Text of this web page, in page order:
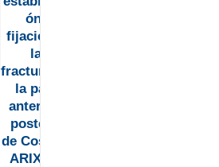
ón y
fijación de
las
fracturas de
la parte
anterior y
posterior
de Costillas
ARIX RIB